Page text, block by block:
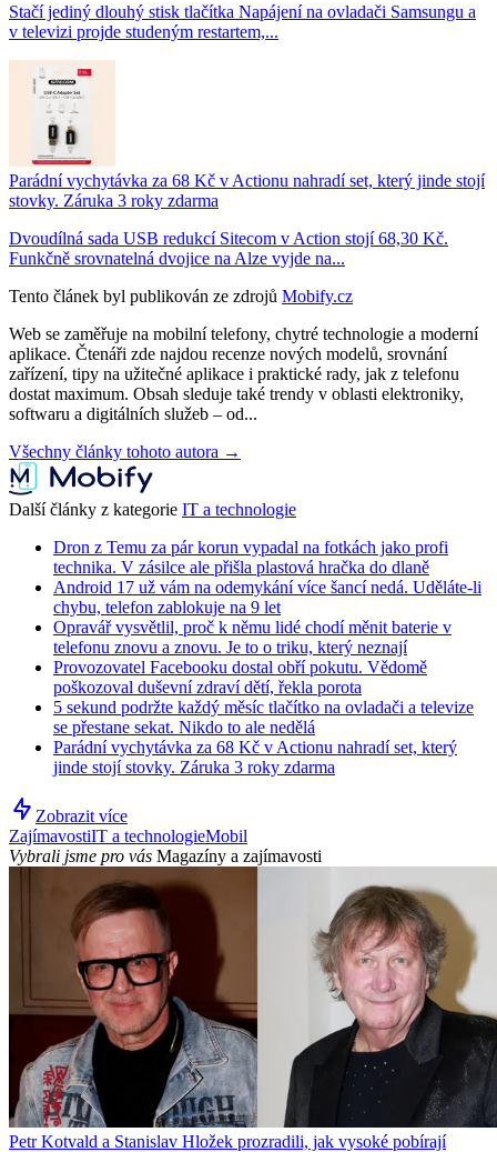
Stačí jediný dlouhý stisk tlačítka Napájení na ovladači Samsungu a
v televizi projde studeným restartem,...
Parádní vychytávka za 68 Kč v Actionu nahradí set, který jinde stojí
stovky. Záruka 3 roky zdarma
Dvoudílná sada USB redukcí Sitecom v Action stojí 68,30 Kč.
Funkčně srovnatelná dvojice na Alze vyjde na...
Tento článek byl publikován ze zdrojů Mobify.cz
Web se zaměřuje na mobilní telefony, chytré technologie a moderní
aplikace. Čtenáři zde najdou recenze nových modelů, srovnání
zařízení, tipy na užitečné aplikace i praktické rady, jak z telefonu
dostat maximum. Obsah sleduje také trendy v oblasti elektroniky,
softwaru a digitálních služeb – od...
Všechny články tohoto autora →
Další články z kategorie IT a technologie
Dron z Temu za pár korun vypadal na fotkách jako profi
technika. V zásilce ale přišla plastová hračka do dlaně
Android 17 už vám na odemykání více šancí nedá. Uděláte-li
chybu, telefon zablokuje na 9 let
Opravář vysvětlil, proč k němu lidé chodí měnit baterie v
telefonu znovu a znovu. Je to o triku, který neznají
Provozovatel Facebooku dostal obří pokutu. Vědomě
poškozoval duševní zdraví dětí, řekla porota
5 sekund podržte každý měsíc tlačítko na ovladači a televize
se přestane sekat. Nikdo to ale nedělá
Parádní vychytávka za 68 Kč v Actionu nahradí set, který
jinde stojí stovky. Záruka 3 roky zdarma
Zobrazit více
ZajímavostiIT a technologieMobil
Vybrali jsme pro vás Magazíny a zajímavosti
Petr Kotvald a Stanislav Hložek prozradili, jak vysoké pobírají